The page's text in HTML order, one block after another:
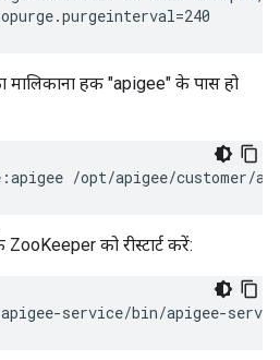
हक "apigee" के पास हो
/opt/apigee/customer/
को रीस्टार्ट करें:
service/bin/apigee-